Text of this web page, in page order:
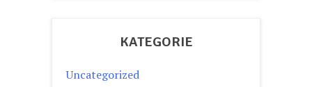
KATEGORIE
Uncategorized